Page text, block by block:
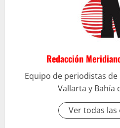
Redacción
Equipo de periodistas
Vallarta y Bahía
Ver todas las